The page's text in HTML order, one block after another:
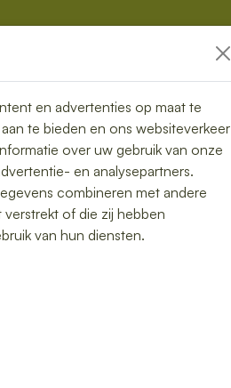
en geniet
frisse
en advertenties op maat te
te bieden en ons websiteverkeer
over uw gebruik van onze
en analysepartners.
combineren met andere
of die zij hebben
van hun diensten.